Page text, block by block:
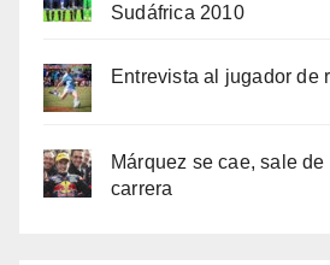
Sudáfrica 2010
Entrevista al jugador de
Márquez se cae, sale
carrera